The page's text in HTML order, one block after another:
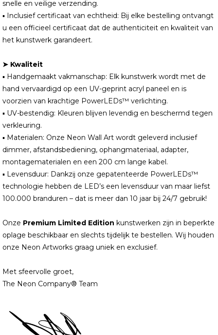
snelle en veilige verzending.
▪ Inclusief certificaat van echtheid: Bij elke bestelling ontvangt
u een officieel certificaat dat de authenticiteit en kwaliteit van
het kunstwerk garandeert.
➤ Kwaliteit
▪ Handgemaakt vakmanschap: Elk kunstwerk wordt met de
hand vervaardigd op een UV-geprint acryl paneel en is
voorzien van krachtige PowerLEDs™ verlichting.
▪ UV-bestendig: Kleuren blijven levendig en beschermd tegen
verkleuring.
▪ Materialen: Onze Neon Wall Art wordt geleverd inclusief
dimmer, afstandsbediening, ophangmateriaal, adapter,
montagematerialen en een 200 cm lange kabel.
▪ Levensduur: Dankzij onze gepatenteerde PowerLEDs™
technologie hebben de LED’s een levensduur van maar liefst
100.000 branduren – dat is meer dan 10 jaar bij 24/7 gebruik!
Onze Premium Limited Edition kunstwerken zijn in beperkte
oplage beschikbaar en slechts tijdelijk te bestellen. Wij houden
onze Neon Artworks graag uniek en exclusief.
Met sfeervolle groet,
The Neon Company® Team